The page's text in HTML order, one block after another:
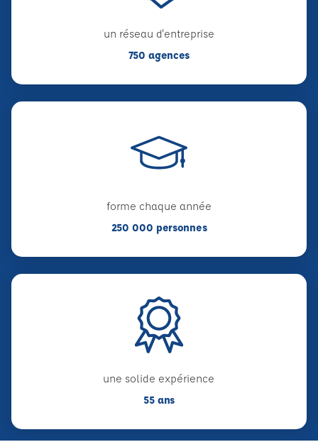
un réseau d'entreprise
750 agences
forme chaque année
250 000 personnes
une solide expérience
55 ans